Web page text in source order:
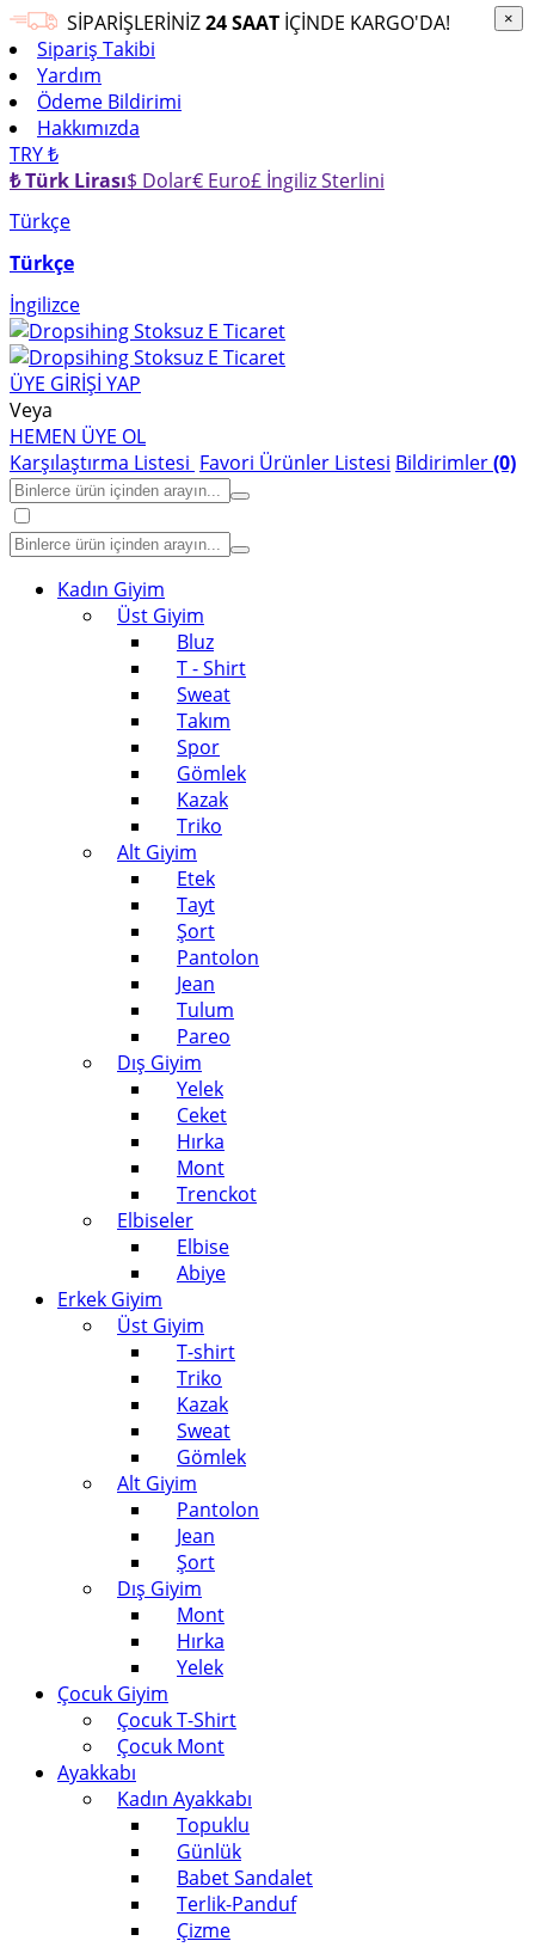
SİPARİŞLERİNİZ24 SAAT İÇİNDE KARGO'DA!
Sipariş Takibi
Yardım
Ödeme Bildirimi
Hakkımızda
TRY ₺
₺ Türk Lirası$ Dolar€ Euro£ İngiliz Sterlini
Türkçe
Türkçe
İngilizce
ÜYE GİRİŞİ YAP
Veya
HEMEN ÜYE OL
Karşılaştırma Listesi Favori Ürünler Listesi Bildirimler(0)
Kadın Giyim
Üst Giyim
Bluz
T - Shirt
Sweat
Takım
Spor
Gömlek
Kazak
Triko
Alt Giyim
Etek
Tayt
Şort
Pantolon
Jean
Tulum
Pareo
Dış Giyim
Yelek
Ceket
Hırka
Mont
Trenckot
Elbiseler
Elbise
Abiye
Erkek Giyim
Üst Giyim
T-shirt
Triko
Kazak
Sweat
Gömlek
Alt Giyim
Pantolon
Jean
Şort
Dış Giyim
Mont
Hırka
Yelek
Çocuk Giyim
Çocuk T-Shirt
Çocuk Mont
Ayakkabı
Kadın Ayakkabı
Topuklu
Günlük
Babet Sandalet
Terlik-Panduf
Çizme
×
×